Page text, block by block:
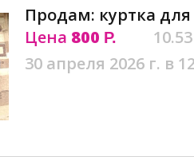
Продам: куртка
Цена 800 Р.
30 апреля 2026 г. в